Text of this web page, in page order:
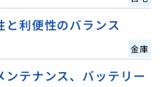
利便性のバランス
金庫
ンテナンス、バッテリー